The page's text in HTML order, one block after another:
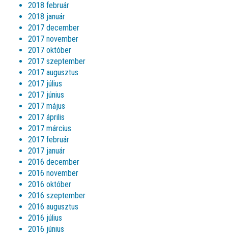
2018 február
2018 január
2017 december
2017 november
2017 október
2017 szeptember
2017 augusztus
2017 július
2017 június
2017 május
2017 április
2017 március
2017 február
2017 január
2016 december
2016 november
2016 október
2016 szeptember
2016 augusztus
2016 július
2016 június